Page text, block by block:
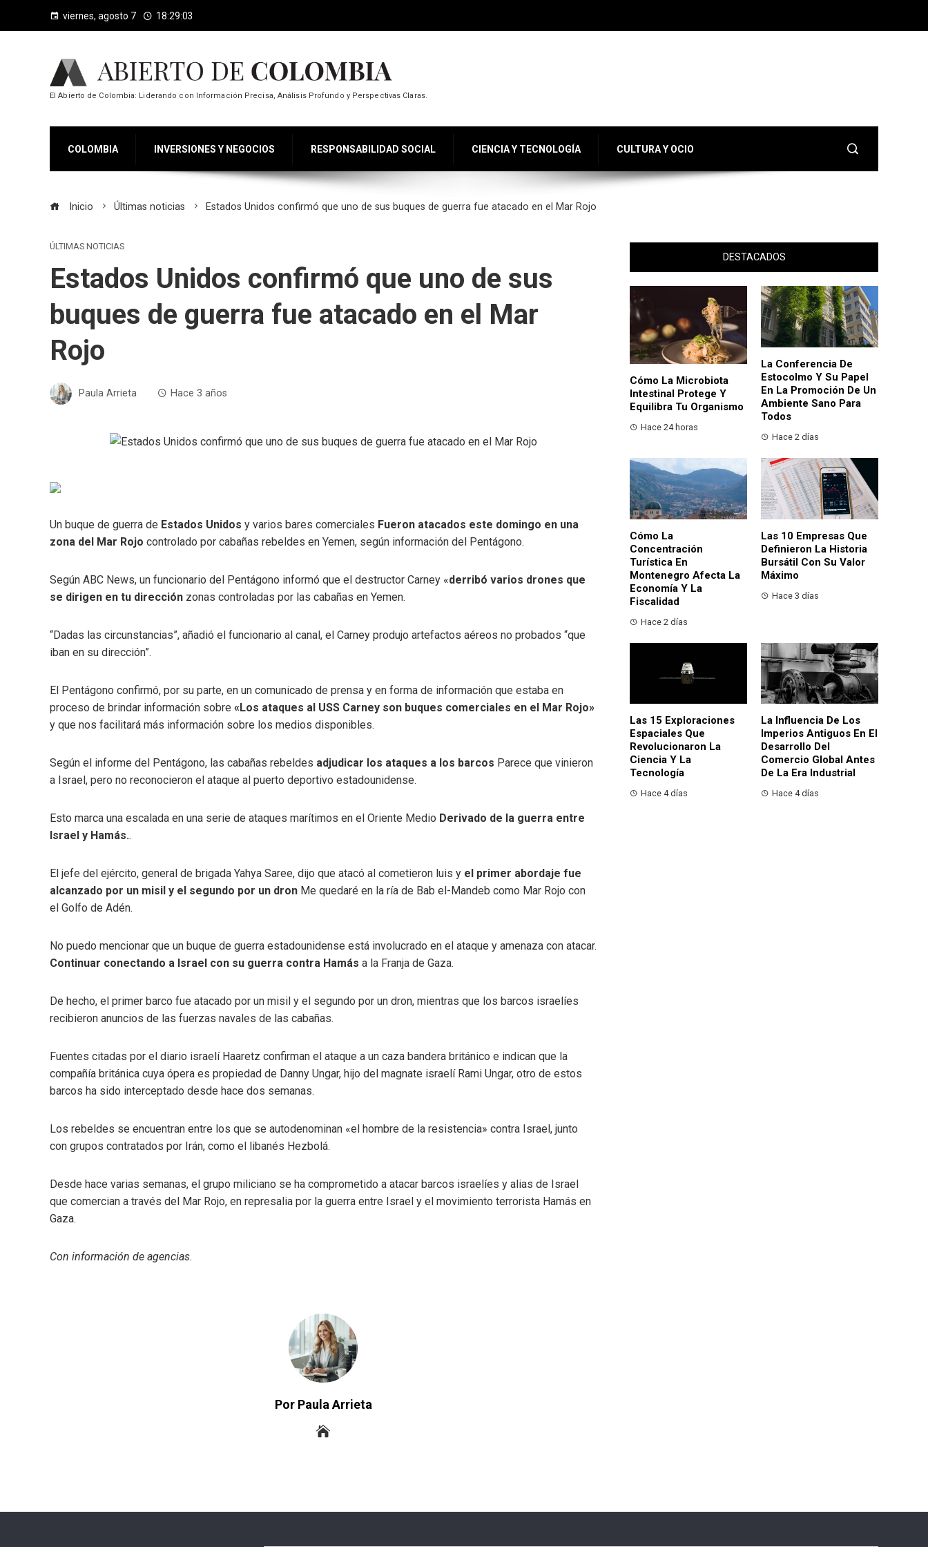
viernes, agosto 7 18:29:03
El Abierto de Colombia: Liderando con Información Precisa, Análisis Profundo y Perspectivas Claras.
COLOMBIA INVERSIONES Y NEGOCIOS RESPONSABILIDAD SOCIAL CIENCIA Y TECNOLOGÍA CULTURA Y OCIO
Inicio Últimas noticias Estados Unidos confirmó que uno de sus buques de guerra fue atacado en el Mar Rojo
ÚLTIMAS NOTICIAS
Estados Unidos confirmó que uno de sus
buques de guerra fue atacado en el Mar
Rojo
Paula Arrieta Hace 3 años
Un buque de guerra de Estados Unidos y varios bares comerciales Fueron atacados este domingo en una
zona del Mar Rojo controlado por cabañas rebeldes en Yemen, según información del Pentágono.
Según ABC News, un funcionario del Pentágono informó que el destructor Carney «derribó varios drones que
se dirigen en tu dirección zonas controladas por las cabañas en Yemen.
“Dadas las circunstancias”, añadió el funcionario al canal, el Carney produjo artefactos aéreos no probados “que
iban en su dirección”.
El Pentágono confirmó, por su parte, en un comunicado de prensa y en forma de información que estaba en
proceso de brindar información sobre «Los ataques al USS Carney son buques comerciales en el Mar Rojo»
y que nos facilitará más información sobre los medios disponibles.
Según el informe del Pentágono, las cabañas rebeldes adjudicar los ataques a los barcos Parece que vinieron
a Israel, pero no reconocieron el ataque al puerto deportivo estadounidense.
Esto marca una escalada en una serie de ataques marítimos en el Oriente Medio Derivado de la guerra entre
Israel y Hamás..
El jefe del ejército, general de brigada Yahya Saree, dijo que atacó al cometieron luis y el primer abordaje fue
alcanzado por un misil y el segundo por un dron Me quedaré en la ría de Bab el-Mandeb como Mar Rojo con
el Golfo de Adén.
No puedo mencionar que un buque de guerra estadounidense está involucrado en el ataque y amenaza con atacar.
Continuar conectando a Israel con su guerra contra Hamás a la Franja de Gaza.
De hecho, el primer barco fue atacado por un misil y el segundo por un dron, mientras que los barcos israelíes
recibieron anuncios de las fuerzas navales de las cabañas.
Fuentes citadas por el diario israelí Haaretz confirman el ataque a un caza bandera británico e indican que la
compañía británica cuya ópera es propiedad de Danny Ungar, hijo del magnate israelí Rami Ungar, otro de estos
barcos ha sido interceptado desde hace dos semanas.
Los rebeldes se encuentran entre los que se autodenominan «el hombre de la resistencia» contra Israel, junto
con grupos contratados por Irán, como el libanés Hezbolá.
Desde hace varias semanas, el grupo miliciano se ha comprometido a atacar barcos israelíes y alias de Israel
que comercian a través del Mar Rojo, en represalia por la guerra entre Israel y el movimiento terrorista Hamás en
Gaza.
Con información de agencias.
Por Paula Arrieta
DESTACADOS
Cómo La Microbiota
Intestinal Protege Y
Equilibra Tu Organismo
Hace 24 horas
La Conferencia De
Estocolmo Y Su Papel
En La Promoción De Un
Ambiente Sano Para
Todos
Hace 2 días
Cómo La
Concentración
Turística En
Montenegro Afecta La
Economía Y La
Fiscalidad
Hace 2 días
Las 10 Empresas Que
Definieron La Historia
Bursátil Con Su Valor
Máximo
Hace 3 días
Las 15 Exploraciones
Espaciales Que
Revolucionaron La
Ciencia Y La
Tecnología
Hace 4 días
La Influencia De Los
Imperios Antiguos En El
Desarrollo Del
Comercio Global Antes
De La Era Industrial
Hace 4 días